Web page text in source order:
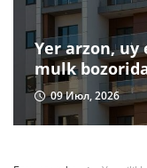
Yer arzon, uy esa
mulk
09 Июл, 2026